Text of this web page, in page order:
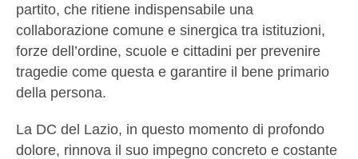
partito, che ritiene indispensabile una
collaborazione comune e sinergica tra istituzioni,
forze dell’ordine, scuole e cittadini per prevenire
tragedie come questa e garantire il bene primario
della persona.
La DC del Lazio, in questo momento di profondo
dolore, rinnova il suo impegno concreto e costante